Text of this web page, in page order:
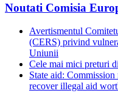
Noutati Comisia
Avertismentul
(CERS) privind
Uniunii
Cele mai mici preturi
State aid:
recover illegal aid